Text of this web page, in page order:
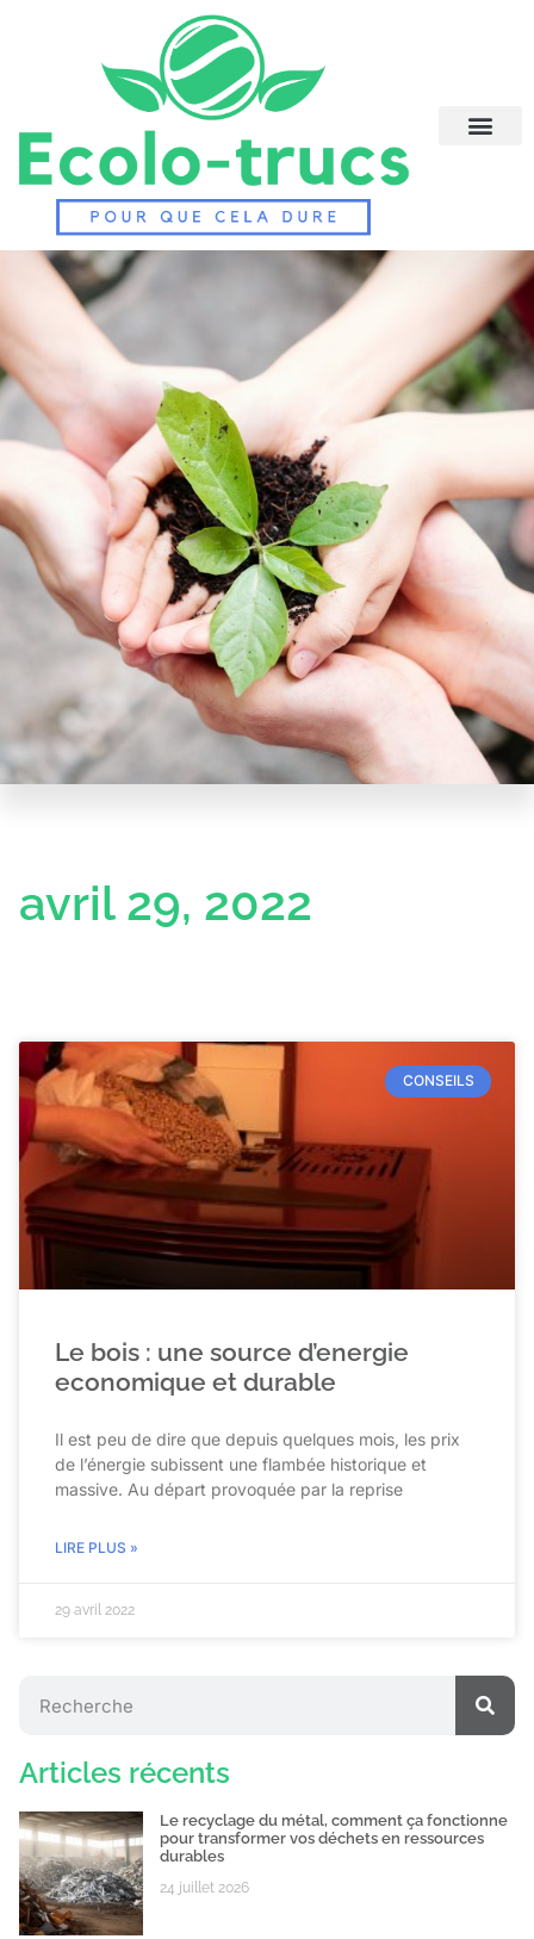
avril 29, 2022
CONSEILS
Le bois : une source d’energie
economique et durable
Il est peu de dire que depuis quelques mois, les prix
de l’énergie subissent une flambée historique et
massive. Au départ provoquée par la reprise
LIRE PLUS »
29 avril 2022
Articles récents
Le recyclage du métal, comment ça fonctionne
pour transformer vos déchets en ressources
durables
24 juillet 2026